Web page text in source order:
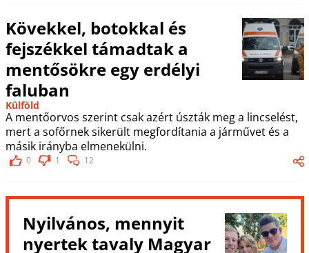
Kövekkel, botokkal és
fejszékkel támadtak a
mentősökre egy erdélyi
faluban
Külföld
A mentőorvos szerint csak azért úszták meg a lincselést,
mert a sofőrnek sikerült megfordítania a járművet és a
másik irányba elmenekülni.
0 1 12
Nyilvános, mennyit
nyertek tavaly Magyar